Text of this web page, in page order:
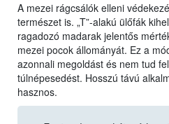
A mezei rágcsálók elleni
természet is. „T”-alakú ülőfák
ragadozó madarak jelentős
mezei pocok állományát. Ez a
azonnali megoldást és nem tud
túlnépesedést. Hosszú távú
hasznos.